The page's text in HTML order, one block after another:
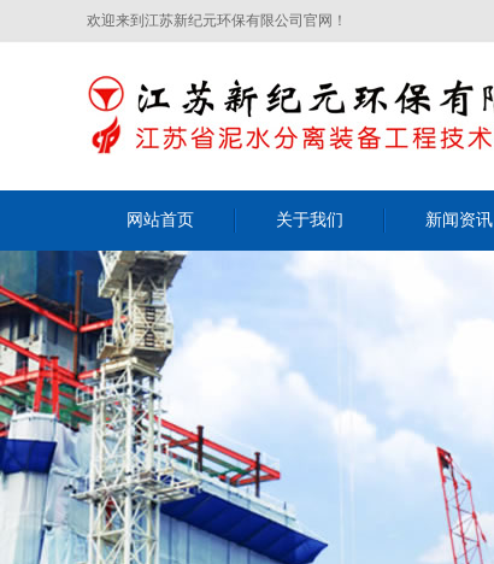
欢迎来到江苏新纪元环保有限公司官网！
网站首页 关于我们 新闻资讯